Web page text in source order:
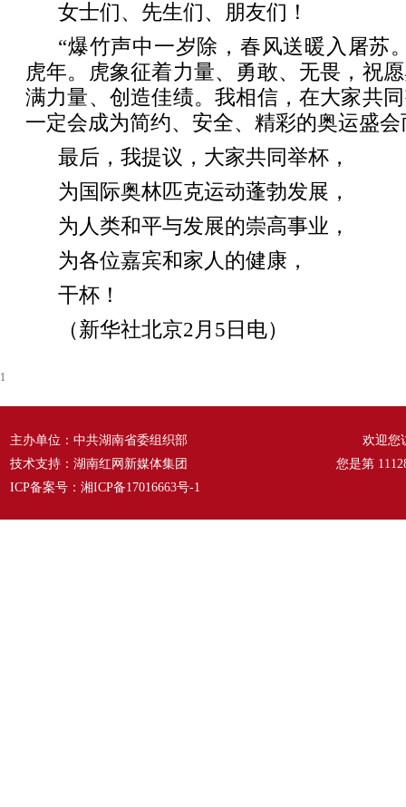
女士们、先生们、朋友们！
“爆竹声中一岁除，春风送暖入屠苏
虎年。虎象征着力量、勇敢、无畏，祝
满力量、创造佳绩。我相信，在大家共
一定会成为简约、安全、精彩的奥运盛
最后，我提议，大家共同举杯，
为国际奥林匹克运动蓬勃发展，
为人类和平与发展的崇高事业，
为各位嘉宾和家人的健康，
干杯！
（新华社北京2月5日电）
1
主办单位：中共湖南省委组织部
技术支持：湖南红网新媒体集团
ICP备案号： 湘ICP备17016663号-1
欢迎您
您是第